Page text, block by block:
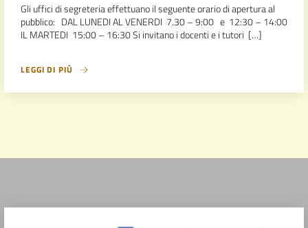
Gli uffici di segreteria effettuano il seguente orario di apertura al
pubblico: DAL LUNEDI AL VENERDI 7.30 – 9:00 e 12:30 – 14:00
IL MARTEDI 15:00 – 16:30 Si invitano i docenti e i tutori […]
LEGGI DI PIÙ